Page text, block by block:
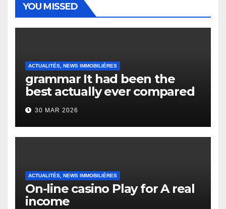
YOU MISSED
ACTUALITÉS, NEWS IMMOBILIÈRES
grammar It had been the
best actually ever compared
to it’s the top actually?
English Vocabulary Learners
Heap Change
30 MAR 2026
ACTUALITÉS, NEWS IMMOBILIÈRES
On-line casino Play for A real
income